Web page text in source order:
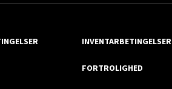
INVENTARBETINGELSER
FORTROLIGHED